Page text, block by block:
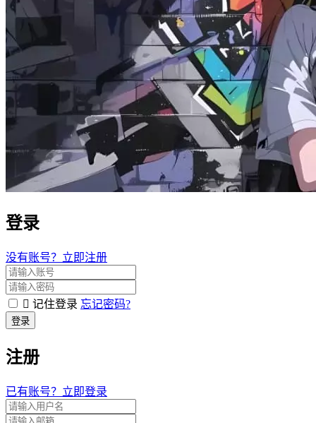
登录
没有账号？立即注册
记住登录 忘记密码?
登录
注册
已有账号？立即登录